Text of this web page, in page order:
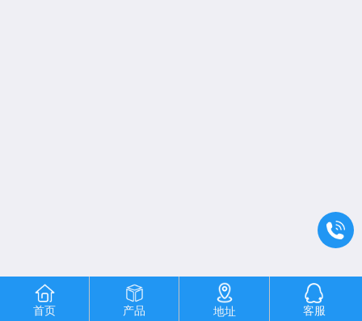
首页 产品 地址 客服